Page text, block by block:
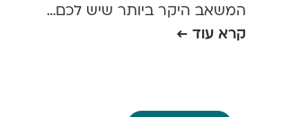
המשאב היקר ביותר שיש לכם…
קרא עוד ←